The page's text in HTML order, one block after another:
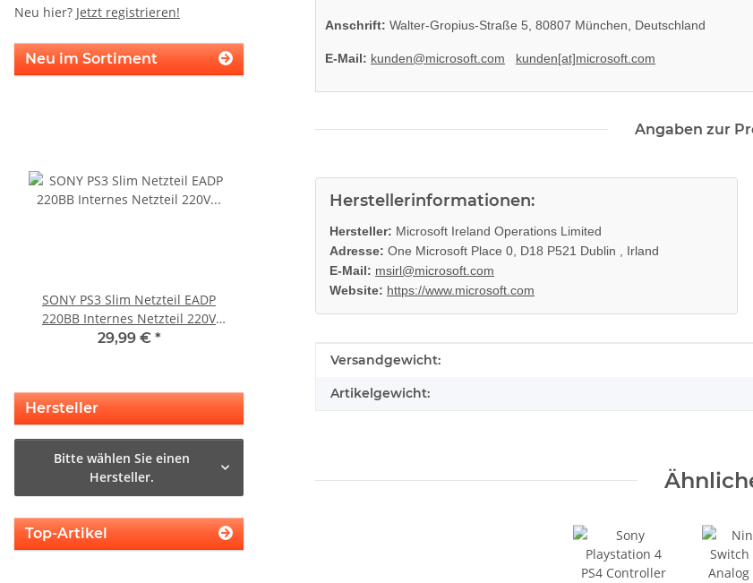
Anschrift: Walter-Gropius-Straße 5, 80807 München, Deutschland
E-Mail: kunden@microsoft.com kunden[at]microsoft.com
Angaben zur
Herstellerinformationen:
Hersteller: Microsoft Ireland Operations Limited
Adresse: One Microsoft Place 0, D18 P521 Dublin , Irland
E-Mail: msirl@microsoft.com
Website: https://www.microsoft.com
Produkteigenschaft
Wert
Versandgewicht:
Artikelgewicht:
Neu hier? Jetzt registrieren!
Neu im Sortiment
SONY PS3 Slim Netzteil EADP
220BB Internes Netzteil 220V
gebraucht
29,99 € *
SONY PS3 Slim Netzteil APS250
internes Netzteil 220V gebraucht
Sony Playstation 3 KEM KES
450EAA PS3 Schlitten ohne Laser
Hersteller
Bitte wählen Sie einen
Hersteller.
Top-Artikel